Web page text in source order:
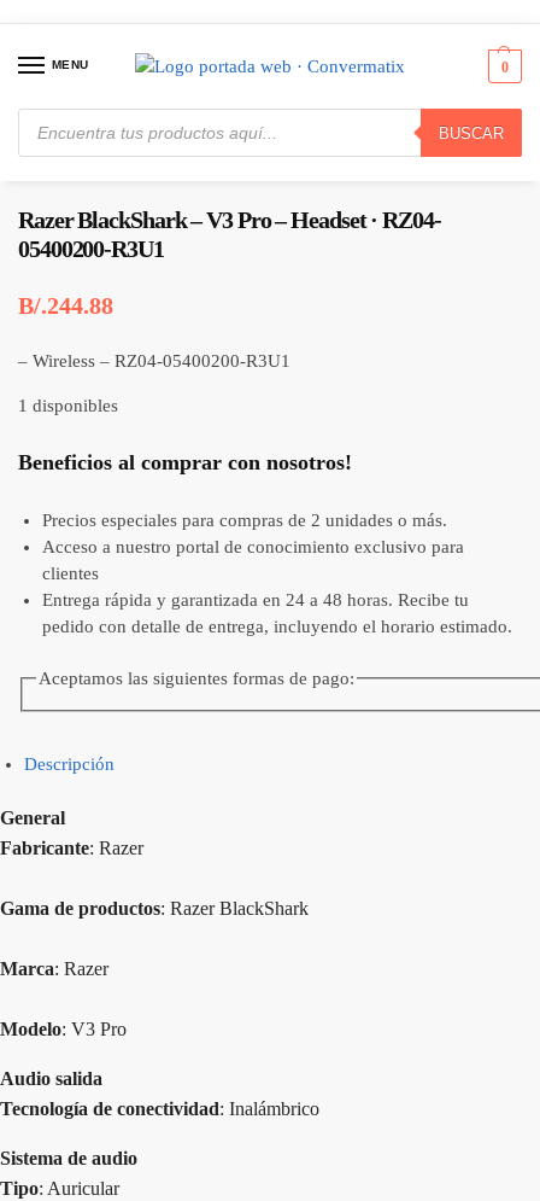
MENU
BUSCAR
0
Inicio / Periféricos Auriculares y Manos Libres Razer BlackShark – V3 Pro – Headset · RZ04-05400200-R3U1
Razer BlackShark – V3 Pro – Headset · RZ04-
05400200-R3U1
B/.244.88
– Wireless – RZ04-05400200-R3U1
1 disponibles
Beneficios al comprar con nosotros!
Precios especiales para compras de 2 unidades o más.
Acceso a nuestro portal de conocimiento exclusivo para
clientes
Entrega rápida y garantizada en 24 a 48 horas. Recibe tu
pedido con detalle de entrega, incluyendo el horario estimado.
Aceptamos las siguientes formas de pago:
Descripción
General
Fabricante: Razer
Gama de productos: Razer BlackShark
Marca: Razer
Modelo: V3 Pro
Audio salida
Tecnología de conectividad: Inalámbrico
Sistema de audio
Tipo: Auricular